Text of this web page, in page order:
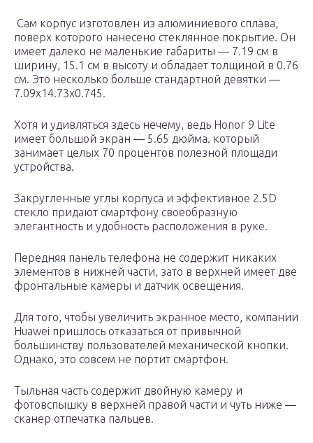
Сам корпус изготовлен из алюминиевого сплава,
поверх которого нанесено стеклянное покрытие. Он
имеет далеко не маленькие габариты — 7.19 см в
ширину, 15.1 см в высоту и обладает толщиной в 0.76
см. Это несколько больше стандартной девятки —
7.09х14.73х0.745.
Хотя и удивляться здесь нечему, ведь Honor 9 Lite
имеет большой экран — 5.65 дюйма. который
занимает целых 70 процентов полезной площади
устройства.
Закругленные углы корпуса и эффективное 2.5D
стекло придают смартфону своеобразную
элегантность и удобность расположения в руке.
Передняя панель телефона не содержит никаких
элементов в нижней части, зато в верхней имеет две
фронтальные камеры и датчик освещения.
Для того, чтобы увеличить экранное место, компании
Huawei пришлось отказаться от привычной
большинству пользователей механической кнопки.
Однако, это совсем не портит смартфон.
Тыльная часть содержит двойную камеру и
фотовспышку в верхней правой части и чуть ниже —
сканер отпечатка пальцев.